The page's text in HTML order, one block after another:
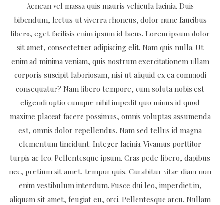
Aenean vel massa quis mauris vehicula lacinia. Duis
bibendum, lectus ut viverra rhoncus, dolor nunc faucibus
libero, eget facilisis enim ipsum id lacus. Lorem ipsum dolor
sit amet, consectetuer adipiscing elit. Nam quis nulla. Ut
enim ad minima veniam, quis nostrum exercitationem ullam
corporis suscipit laboriosam, nisi ut aliquid ex ea commodi
consequatur? Nam libero tempore, cum soluta nobis est
eligendi optio cumque nihil impedit quo minus id quod
maxime placeat facere possimus, omnis voluptas assumenda
est, omnis dolor repellendus. Nam sed tellus id magna
elementum tincidunt. Integer lacinia. Vivamus porttitor
turpis ac leo. Pellentesque ipsum. Cras pede libero, dapibus
nec, pretium sit amet, tempor quis. Curabitur vitae diam non
enim vestibulum interdum. Fusce dui leo, imperdiet in,
aliquam sit amet, feugiat eu, orci. Pellentesque arcu. Nullam